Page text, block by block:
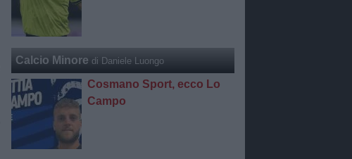
Calcio Minore di Daniele Luongo
Cosmano Sport, ecco Lo
Campo